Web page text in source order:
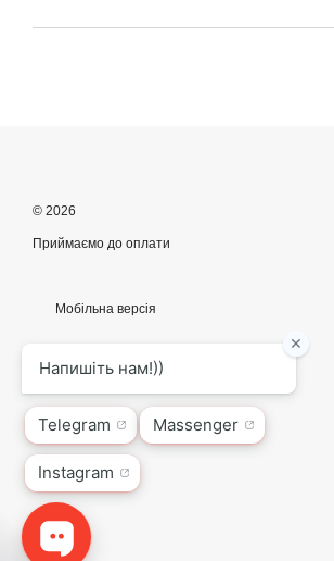
© 2026
Приймаємо до оплати
Мобільна версія